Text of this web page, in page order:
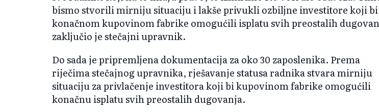
bismo stvorili mirniju situaciju i lakše privukli ozbiljne investitore koji bi
konačnom kupovinom fabrike omogućili isplatu svih preostalih
zaključio je stečajni upravnik.
Do sada je pripremljena dokumentacija za oko 30 zaposlenika. Prema
riječima stečajnog upravnika, rješavanje statusa radnika stvara mirniju
situaciju za privlačenje investitora koji bi kupovinom fabrike omogućili
konačnu isplatu svih preostalih dugovanja.